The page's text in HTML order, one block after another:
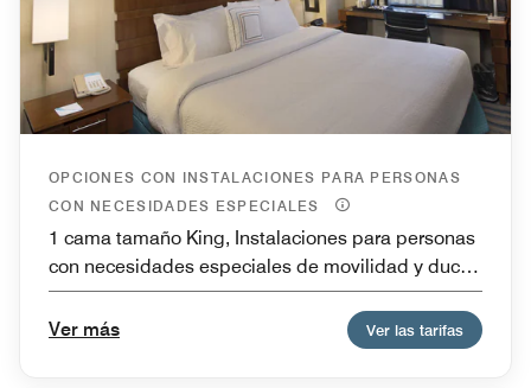
OPCIONES CON INSTALACIONES PARA PERSONAS
CON NECESIDADES ESPECIALES
1 cama tamaño King, Instalaciones para personas
con necesidades especiales de movilidad y ducha
con acceso para sillas de ruedas, Accesible con
ducha para personas con necesidades especiales,
Accesible para personas con problemas de
Ver más Ver las tarifas